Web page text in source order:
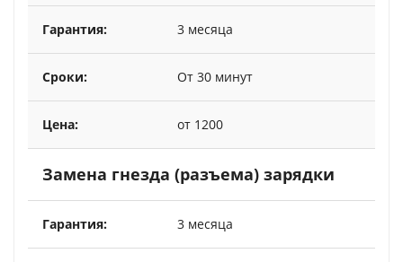
3 месяца
От 30 минут
от 1200
Замена гнезда (разъема) зарядки
3 месяца